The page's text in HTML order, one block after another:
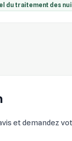
et demandez
du traitement des